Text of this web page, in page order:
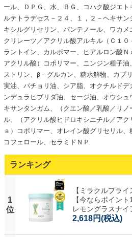
ール、ＤＰＧ、水、ＢＧ、コハク酸ジエ
ルテトラデセス－２４、１，２－ヘキサ
キシルグリセリン、パンテノール、ワカ
クリレーツ／アクリル酸アルキル（Ｃ１
ラントイン、カルボマー、ヒアルロン酸
アクリル酸）コポリマー、ニンジン種子
ストリン、β－グルカン、糖水解物、カプ
実油、パチョリ油、シア脂、オクチルド
ンデュラヒブリダ油、セージ油、オウシュ
キサンタンガム、（クエン酸／乳酸／リ
ル、（アクリル酸ヒドロキシエチル／アク
ａ）コポリマー、オレイン酸グリセリル
コフェロール、セラミドＮＰ
ランキング
1
位
【ミラクルプラ
【今ならポイント
レモングラスナ
2,618円(税込)